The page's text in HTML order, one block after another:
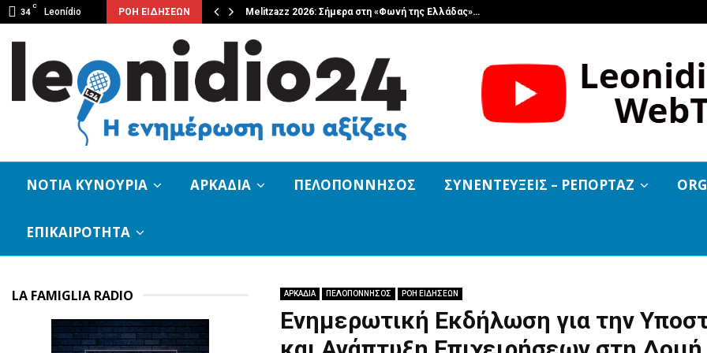
34
C
Leonídio ΡΟΗ ΕΙΔΗΣΕΩΝ
των ευχών… Melitzazz 2026: Σήμερα στη «Φωνή της Ελλάδας»…
ΝΟΤΙΑ ΚΥΝΟΥΡΙΑ ΑΡΚΑΔΙΑ ΠΕΛΟΠΟΝΝΗΣΟΣ ΣΥΝΕΝΤΕΥΞΕΙΣ – ΡΕΠΟΡΤΑΖ
ΕΠΙΚΑΙΡΟΤΗΤΑ
ΑΡΚΑΔΙΑ ΠΕΛΟΠΟΝΝΗΣΟΣ ΡΟΗ ΕΙΔΗΣΕΩΝ
Ενημερωτική Εκδήλωση για την
LA FAMIGLIA RADIO